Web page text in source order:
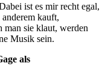
ist es mir recht egal,
kauft,
man sie klaut, werden
Musik sein.
als